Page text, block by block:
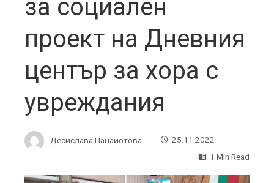
за социален
проект на Дневния
център за хора с
увреждания
Десислава Панайотова
25.11.2022
1 Min Read